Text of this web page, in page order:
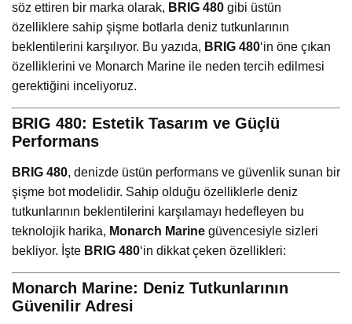
söz ettiren bir marka olarak, BRIG 480 gibi üstün
özelliklere sahip şişme botlarla deniz tutkunlarının
beklentilerini karşılıyor. Bu yazıda, BRIG 480‘in öne çıkan
özelliklerini ve Monarch Marine ile neden tercih edilmesi
gerektiğini inceliyoruz.
BRIG 480: Estetik Tasarım ve Güçlü
Performans
BRIG 480, denizde üstün performans ve güvenlik sunan bir
şişme bot modelidir. Sahip olduğu özelliklerle deniz
tutkunlarının beklentilerini karşılamayı hedefleyen bu
teknolojik harika, Monarch Marine güvencesiyle sizleri
bekliyor. İşte BRIG 480‘in dikkat çeken özellikleri:
Monarch Marine: Deniz Tutkunlarının
Güvenilir Adresi